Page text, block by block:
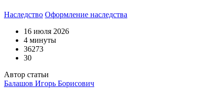
Наследство Оформление наследства
16 июля 2026
4 минуты
36273
30
Автор статьи
Балашов Игорь Борисович